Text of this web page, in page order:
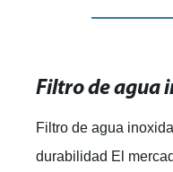
Filtro de agua
durabilidad El